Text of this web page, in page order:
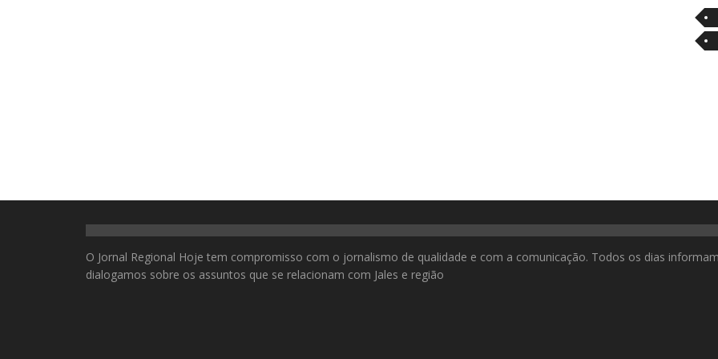
O Jornal Regional Hoje tem compromisso com o jornalismo de qualidade e com a comunicação. Todos os dias
dialogamos sobre os assuntos que se relacionam com Jales e região